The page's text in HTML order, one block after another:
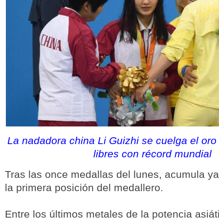
La nadadora china Li Guizhi se cuelga el
libres con récord mundial
Tras las once medallas del lunes, acumula
la primera posición del medallero.
Entre los últimos metales de la potencia